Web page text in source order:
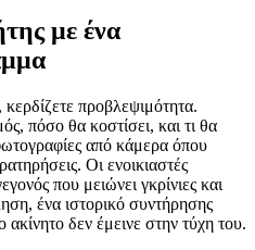
με ένα
προβλεψιμότητα.
πόσο θα κοστίσει, και τι θα
από κάμερα όπου
Οι ενοικιαστές
που μειώνει γκρίνιες και
ένα ιστορικό συντήρησης
ακίνητο δεν έμεινε στην τύχη του.